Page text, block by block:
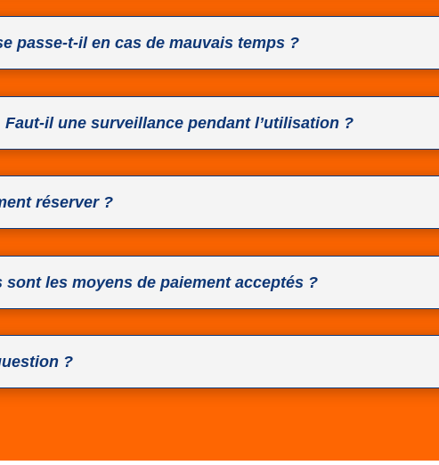
passe-t-il en cas de mauvais temps ?
Faut-il une surveillance pendant l’utilisation ?
réserver ?
sont les moyens de paiement acceptés ?
?